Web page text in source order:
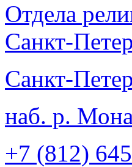
Отдела
Санкт-
Санкт-
наб. р.
+7 (812)